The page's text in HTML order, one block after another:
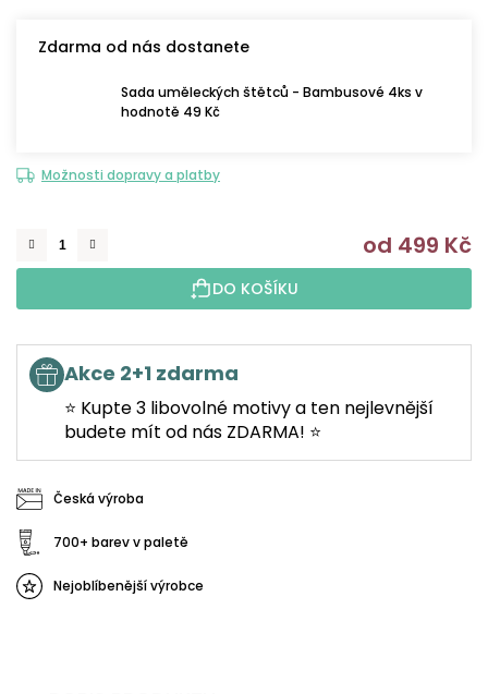
Zdarma od nás dostanete
Sada uměleckých štětců - Bambusové 4ks v
hodnotě 49 Kč
Možnosti dopravy a platby
od 499 Kč
DO KOŠÍKU
Akce 2+1 zdarma
⭐ Kupte 3 libovolné motivy a ten nejlevnější
budete mít od nás ZDARMA! ⭐
Česká výroba
700+ barev v paletě
Nejoblíbenější výrobce